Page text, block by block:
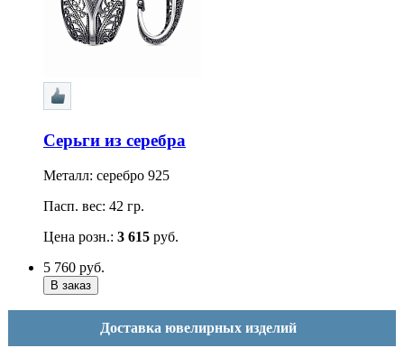
Серьги из серебра
Металл: серебро 925
Пасп. вес: 42 гр.
Цена розн.: 3 615 руб.
5 760 руб.
Доставка ювелирных изделий